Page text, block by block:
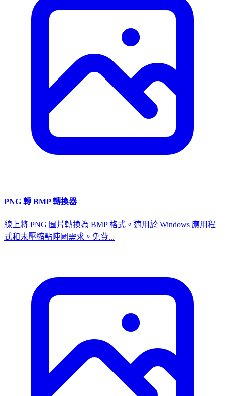
PNG 轉 BMP 轉換器
線上將 PNG 圖片轉換為 BMP 格式。適用於 Windows 應用程
式和未壓縮點陣圖需求。免費...